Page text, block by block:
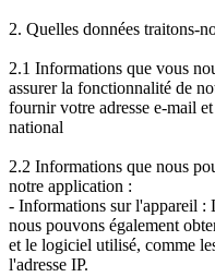
2. Quelles données traitons-
2.1 Informations que vous
assurer la fonctionnalité de
fournir votre adresse e-mail
national
2.2 Informations que nous
notre application :
- Informations sur l'appareil :
nous pouvons également
et le logiciel utilisé, comme
l'adresse IP.